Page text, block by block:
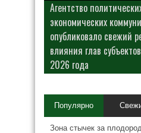
Агентство
экономических
опубликовало свежий
влияния глав
2026 года
Популярно
Зона стычек за